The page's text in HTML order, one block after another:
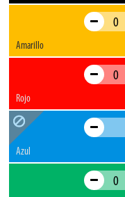
Amarillo
Rojo
Azul